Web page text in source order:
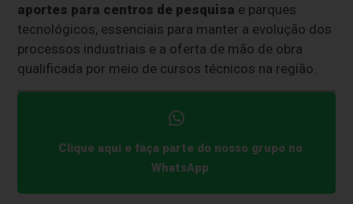
aportes para centros de pesquisa e parques
tecnológicos, essenciais para manter a evolução dos
processos industriais e a oferta de mão de obra
qualificada por meio de cursos técnicos na região.
Clique aqui e faça parte do nosso grupo no
WhatsApp